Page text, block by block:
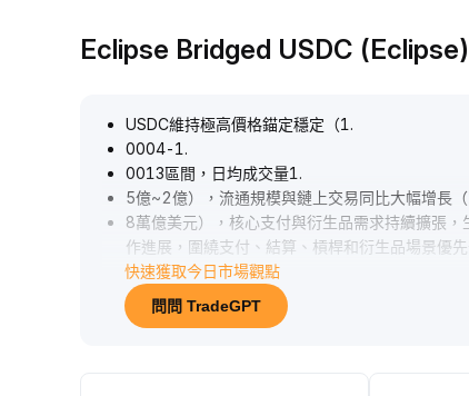
Eclipse Bridged USDC
USDC維持極高價格錨定穩定（1.
0004-1.
0013區間，日均成交量1.
5億~2億），流通規模與鏈上交易同比大幅增長
8萬億美元），核心支付與衍生品需求持續擴張
作進展，圍繞支付、結算、槓桿和衍生品場景優
快速獲取今日市場觀點
問問 TradeGPT